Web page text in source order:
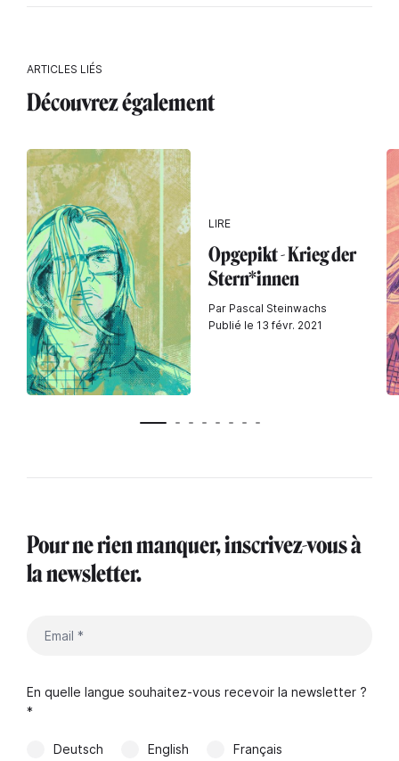
ARTICLES LIÉS
Découvrez également
LIRE
Opgepikt - Krieg der
Stern*innen
Par Pascal Steinwachs
Publié le 13 févr. 2021
Pour ne rien manquer, inscrivez-vous à
la newsletter.
En quelle langue souhaitez-vous recevoir la newsletter ?
*
Deutsch English Français